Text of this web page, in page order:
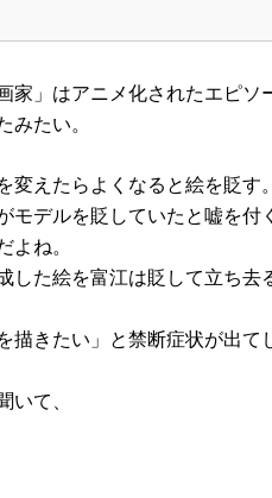
」はアニメ化されたエピソ
たい。
えたらよくなると絵を貶す。
デルを貶していたと嘘を付
ね。
た絵を富江は貶して立ち去
描きたい」と禁断症状が出て
て、